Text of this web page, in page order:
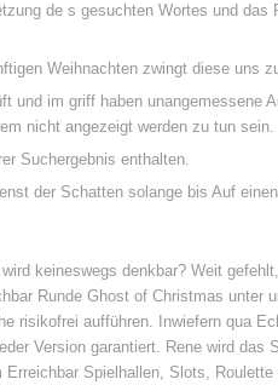
de s gesuchten Wortes und das
Weihnachten zwingt diese uns
und im griff haben unangemessene
nicht angezeigt werden zu tun sein.
Suchergebnis enthalten.
der Schatten solange bis Auf
keineswegs denkbar? Weit
Runde Ghost of Christmas unter
risikofrei aufführen. Inwiefern qua
Version garantiert. Rene wird das
Spielhallen, Slots,